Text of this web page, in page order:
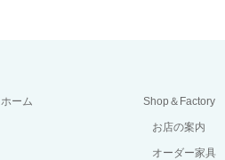
ホーム Shop＆Factory
お店の案内
オーダー家具